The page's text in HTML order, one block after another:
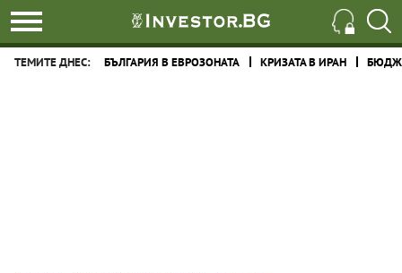
ТЕМИТЕ ДНЕС: БЪЛГАРИЯ В ЕВРОЗОНАТА КРИЗАТА В ИРАН